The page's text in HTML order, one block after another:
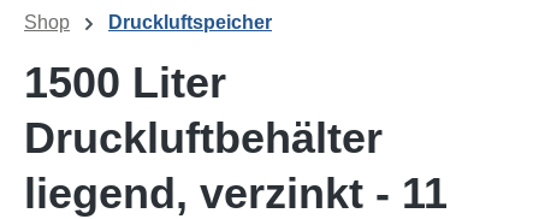
Shop Druckluftspeicher
1500 Liter
Druckluftbehälter
liegend, verzinkt - 11